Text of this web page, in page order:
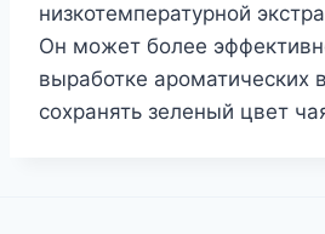
низкотемпературной
Он может более
выработке ароматических
сохранять зеленый цвет